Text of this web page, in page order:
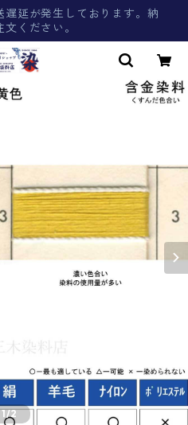
遅延が発生しております。納
ください。
1/2